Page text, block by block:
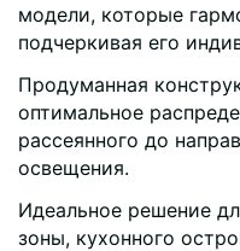
модели, которые
подчеркивая его
Продуманная
оптимальное
рассеянного до
освещения.
Идеальное решение
зоны, кухонного